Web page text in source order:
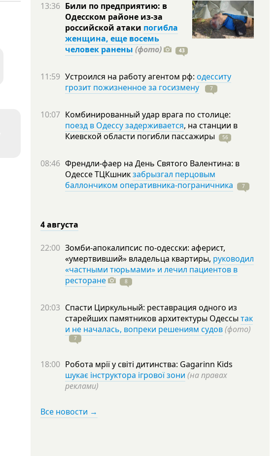
13:36 Били по предприятию: в
Одесском районе из-за
российской атаки погибла
женщина, еще восемь
человек ранены (фото) 43
11:59 Устроился на работу агентом рф: одесситу
грозит пожизненное за госизмену
7
10:07 Комбинированный удар врага по столице:
поезд в Одессу задерживается, на станции в
Киевской области погибли пассажиры 56
08:46 Френдли-фаер на День Святого Валентина: в
Одессе ТЦКшникзабрызгал перцовым
баллончиком оперативника-пограничника
7
4 августа
22:00 Зомби-апокалипсис по-одесски: аферист,
«умертвивший» владельца квартиры, руководил
«частными тюрьмами» и лечил пациентов в
ресторане
8
20:03 Спасти Циркульный: реставрация одного из
старейших памятников архитектуры Одессы так
и не началась, вопреки решениям судов(фото)
7
18:00 Робота мрії у світі дитинства: Gagarinn Kids
шукає інструктора ігрової зони (на правах
реклами)
Все новости →